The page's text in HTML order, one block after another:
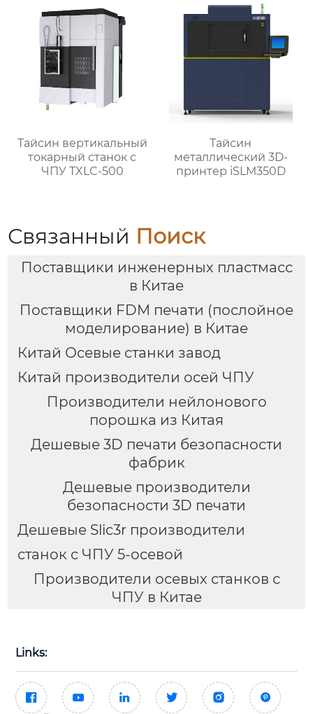
Тайсин вертикальный
токарный станок с
ЧПУ TXLC-500
Тайсин
металлический 3D-
принтер iSLM350D
Связанный Поиск
Поставщики инженерных пластмасс
в Китае
Поставщики FDM печати (послойное
моделирование) в Китае
Китай Осевые станки завод
Китай производители осей ЧПУ
Производители нейлонового
порошка из Китая
Дешевые 3D печати безопасности
фабрик
Дешевые производители
безопасности 3D печати
Дешевые Slic3r производители
станок с ЧПУ 5-осевой
Производители осевых станков с
ЧПУ в Китае
Links:
     